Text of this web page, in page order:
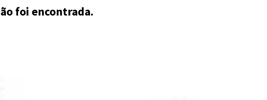
foi encontrada.